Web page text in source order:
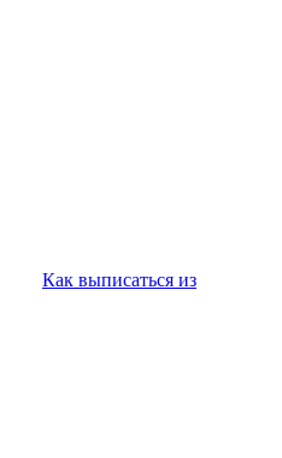
Как выписаться из